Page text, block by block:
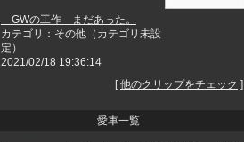
GWの工作 まだあった。
カテゴリ：その他（カテゴリ未設
定）
2021/02/18 19:36:14
[他のクリップをチェック ]
愛車一覧